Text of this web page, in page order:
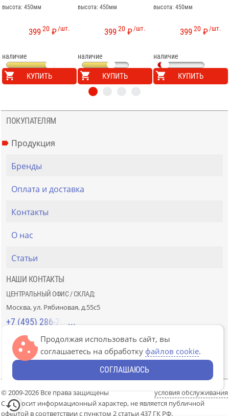
высота: 450мм
/шт.
39920 ₽
наличие
КУПИТЬ
высота: 450мм
/шт.
39920 ₽
наличие
КУПИТЬ
высота: 450мм
/шт.
39920 ₽
наличие
КУПИТЬ
ПОКУПАТЕЛЯМ
Продукция
Бренды
Оплата и доставка
Контакты
О нас
Статьи
НАШИ КОНТАКТЫ
ЦЕНТРАЛЬНЫЙ ОФИС / СКЛАД:
Москва, ул. Рябиновая, д.55с5
+7 (495) 286-70-40
СТРОЙРЫНОК «СЛАВЯНСКИЙ МИР»:
Москва, 41км МКАД, пав. Г-14/7-8 и Д-14/7-8
+7 (499) 226-74-18
© 2009-2026 Все права защищены
условия обслуживания
Сайт носит информационный характер, не является публичной
офертой в соответствии с пунктом 2 статьи 437 ГК РФ.
Продолжая использовать сайт, вы
соглашаетесь на обработку файлов cookie.
СОГЛАШАЮСЬ